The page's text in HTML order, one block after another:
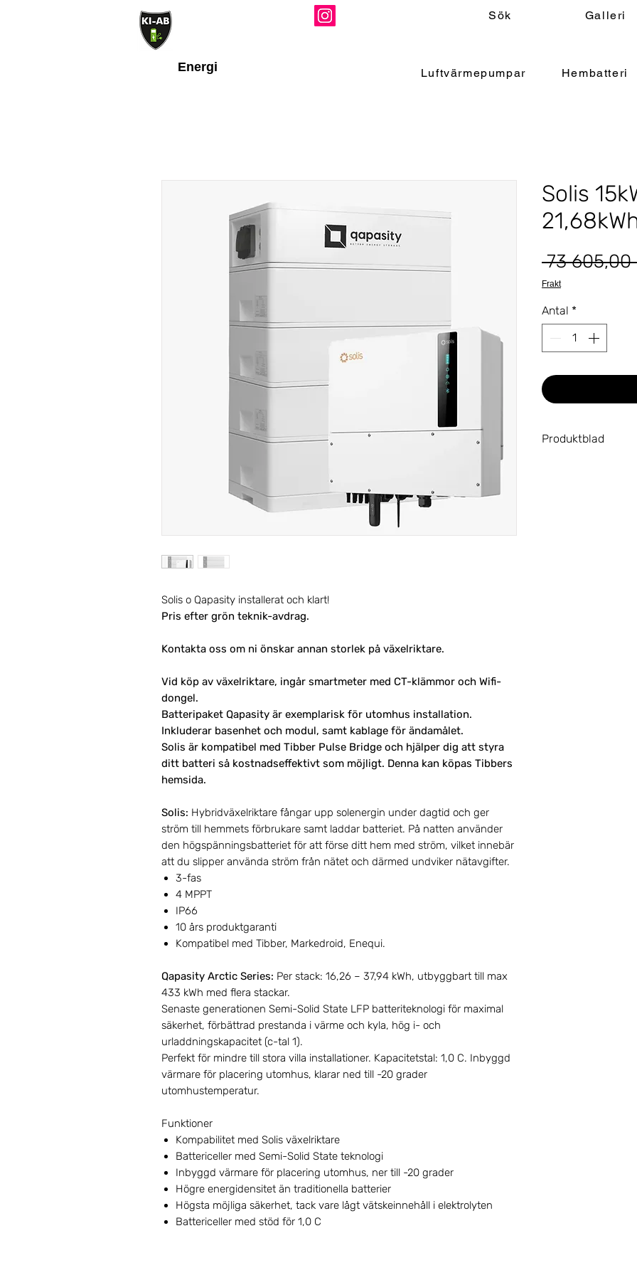
Sök Galleri
Energi Luftvärmepumpar Hembatteri
Solis o Qapasity installerat och klart!
Pris efter grön teknik-avdrag.
Kontakta oss om ni önskar annan storlek på växelriktare.
Vid köp av växelriktare, ingår smartmeter med CT-klämmor och Wifi-
dongel.
Batteripaket Qapasity är exemplarisk för utomhus installation.
Inkluderar basenhet och modul, samt kablage för ändamålet.
Solis är kompatibel med Tibber Pulse Bridge och hjälper dig att styra
ditt batteri så kostnadseffektivt som möjligt. Denna kan köpas Tibbers
hemsida.
Solis: Hybridväxelriktare fångar upp solenergin under dagtid och ger
ström till hemmets förbrukare samt laddar batteriet. På natten använder
den högspänningsbatteriet för att förse ditt hem med ström, vilket innebär
att du slipper använda ström från nätet och därmed undviker nätavgifter.
3-fas
4 MPPT
IP66
10 års produktgaranti
Kompatibel med Tibber, Markedroid, Enequi.
Qapasity Arctic Series: Per stack: 16,26 – 37,94 kWh, utbyggbart till max
433 kWh med flera stackar.
Senaste generationen Semi-Solid State LFP batteriteknologi för maximal
säkerhet, förbättrad prestanda i värme och kyla, hög i- och
urladdningskapacitet (c-tal 1).
Perfekt för mindre till stora villa installationer. Kapacitetstal: 1,0 C. Inbyggd
värmare för placering utomhus, klarar ned till -20 grader
utomhustemperatur.
Funktioner
Kompabilitet med Solis växelriktare
Battericeller med Semi-Solid State teknologi
Inbyggd värmare för placering utomhus, ner till -20 grader
Högre energidensitet än traditionella batterier
Högsta möjliga säkerhet, tack vare lågt vätskeinnehåll i elektrolyten
Battericeller med stöd för 1,0 C
Solis
73 605,00
Frakt
Antal *
Produktblad